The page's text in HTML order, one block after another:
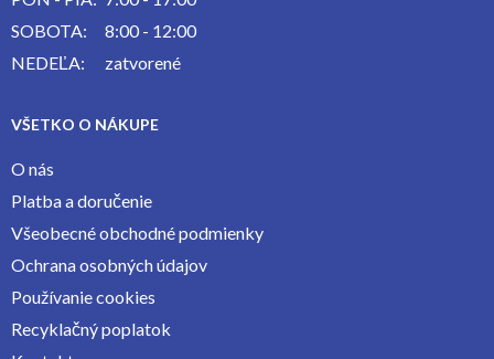
SOBOTA:
8:00 - 12:00
NEDEĽA:
zatvorené
VŠETKO O NÁKUPE
O nás
Platba a doručenie
Všeobecné obchodné podmienky
Ochrana osobných údajov
Používanie cookies
Recyklačný poplatok